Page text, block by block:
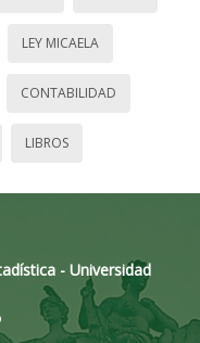
LEY MICAELA
CONTABILIDAD
LIBROS
- Universidad